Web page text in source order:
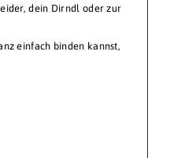
dein Dirndl oder zur
einfach binden kannst,